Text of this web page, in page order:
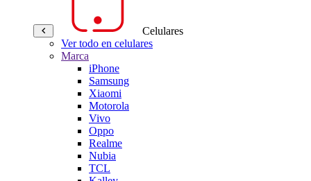
Celulares
Ver todo en celulares
Marca
iPhone
Samsung
Xiaomi
Motorola
Vivo
Oppo
Realme
Nubia
TCL